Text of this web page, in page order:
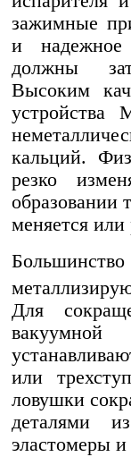
зажимные
и надежное
должны
Высоким
кальций.
резко
образовании
меняется или
Для
или
ловушки
деталями
эластомеры и